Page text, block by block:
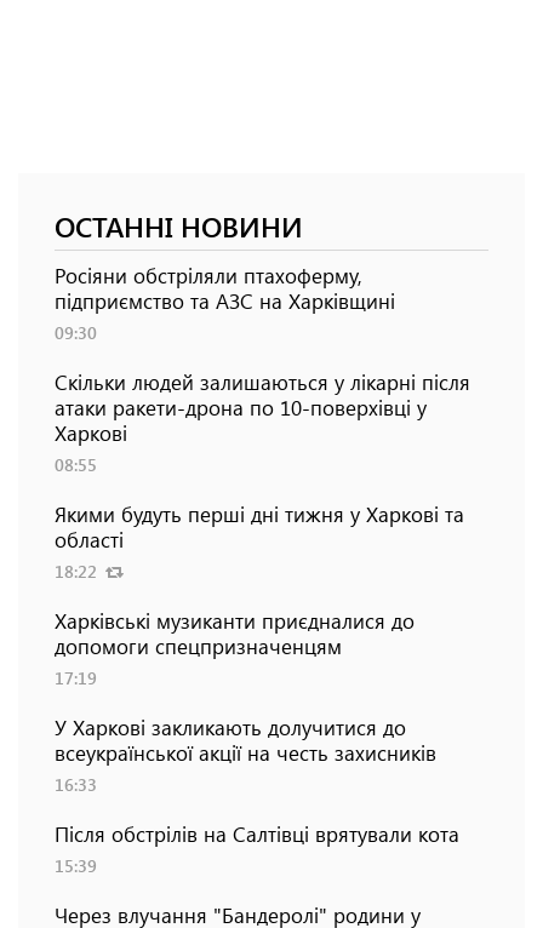
ОСТАННІ НОВИНИ
Росіяни обстріляли птахоферму,
підприємство та АЗС на Харківщині
09:30
Скільки людей залишаються у лікарні після
атаки ракети-дрона по 10-поверхівці у
Харкові
08:55
Якими будуть перші дні тижня у Харкові та
області
18:22
Харківські музиканти приєдналися до
допомоги спецпризначенцям
17:19
У Харкові закликають долучитися до
всеукраїнської акції на честь захисників
16:33
Після обстрілів на Салтівці врятували кота
15:39
Через влучання "Бандеролі" родини у